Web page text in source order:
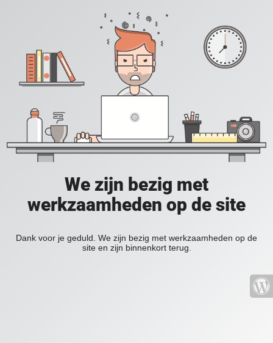
We zijn bezig met
werkzaamheden op de site
Dank voor je geduld. We zijn bezig met werkzaamheden op de
site en zijn binnenkort terug.